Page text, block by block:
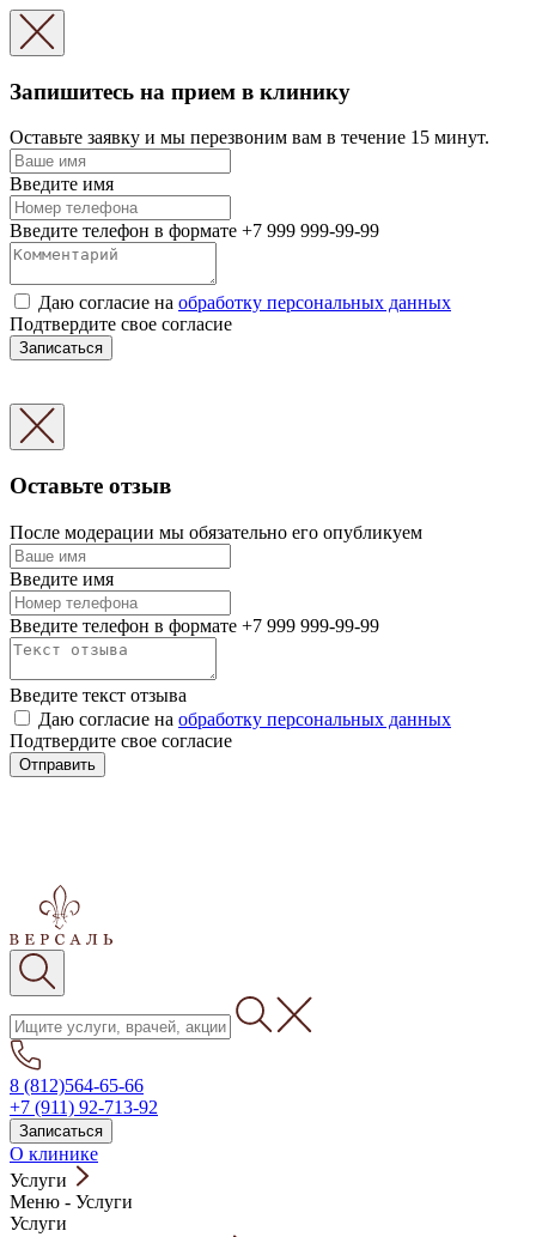
Запишитесь на прием в клинику
Оставьте заявку и мы перезвоним вам в течение 15 минут.
Введите имя
Введите телефон в формате +7 999 999-99-99
Даю согласие на обработку персональных данных
Подтвердите свое согласие
Записаться
Оставьте отзыв
После модерации мы обязательно его опубликуем
Введите имя
Введите телефон в формате +7 999 999-99-99
Введите текст отзыва
Даю согласие на обработку персональных данных
Подтвердите свое согласие
Отправить
8 (812)564-65-66
+7 (911) 92-713-92
Записаться
О клинике
Услуги
Меню - Услуги
Услуги